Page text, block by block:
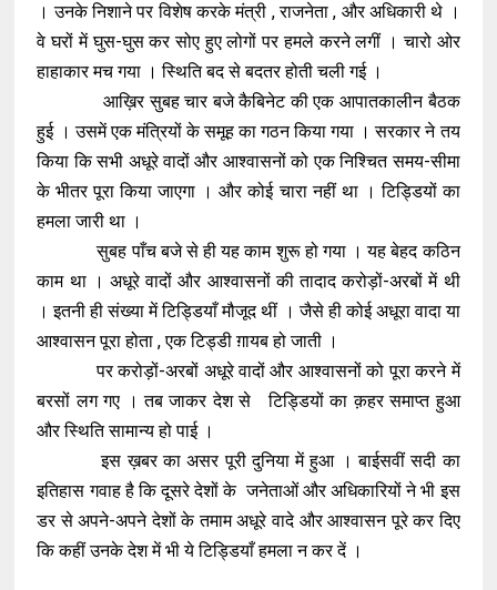
। उनके निशाने पर विशेष करके मंत्री , राजनेता , और अधिकारी थे ।
वे घरों में घुस-घुस कर सोए हुए लोगों पर हमले करने लगीं । चारो ओर
हाहाकार मच गया । स्थिति बद से बदतर होती चली गई ।
आख़िर सुबह चार बजे कैबिनेट की एक आपातकालीन बैठक
हुई । उसमें एक मंत्रियों के समूह का गठन किया गया । सरकार ने तय
किया कि सभी अधूरे वादों और आश्वासनों को एक निश्चित समय-सीमा
के भीतर पूरा किया जाएगा । और कोई चारा नहीं था । टिड्डियों का
हमला जारी था ।
सुबह पाँच बजे से ही यह काम शुरू हो गया । यह बेहद कठिन
काम था । अधूरे वादों और आश्वासनों की तादाद करोड़ों-अरबों में थी
। इतनी ही संख्या में टिड्डियाँ मौजूद थीं । जैसे ही कोई अधूरा वादा या
आश्वासन पूरा होता , एक टिड्डी ग़ायब हो जाती ।
पर करोड़ों-अरबों अधूरे वादों और आश्वासनों को पूरा करने में
बरसों लग गए । तब जाकर देश से टिड्डियों का क़हर समाप्त हुआ
और स्थिति सामान्य हो पाई ।
इस ख़बर का असर पूरी दुनिया में हुआ । बाईसवीं सदी का
इतिहास गवाह है कि दूसरे देशों के जनेताओं और अधिकारियों ने भी इस
डर से अपने-अपने देशों के तमाम अधूरे वादे और आश्वासन पूरे कर दिए
कि कहीं उनके देश में भी ये टिड्डियाँ हमला न कर दें ।